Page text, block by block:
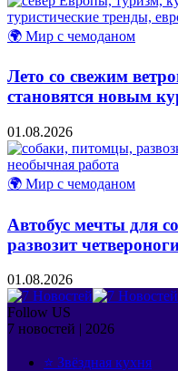
🌍 Мир с чемоданом
Лето со свежим
становятся новым
01.08.2026
🌍 Мир с чемоданом
Автобус мечты для
развозит
01.08.2026
Follow US
7 новостей | 2026
⭐ Звёздная кухня